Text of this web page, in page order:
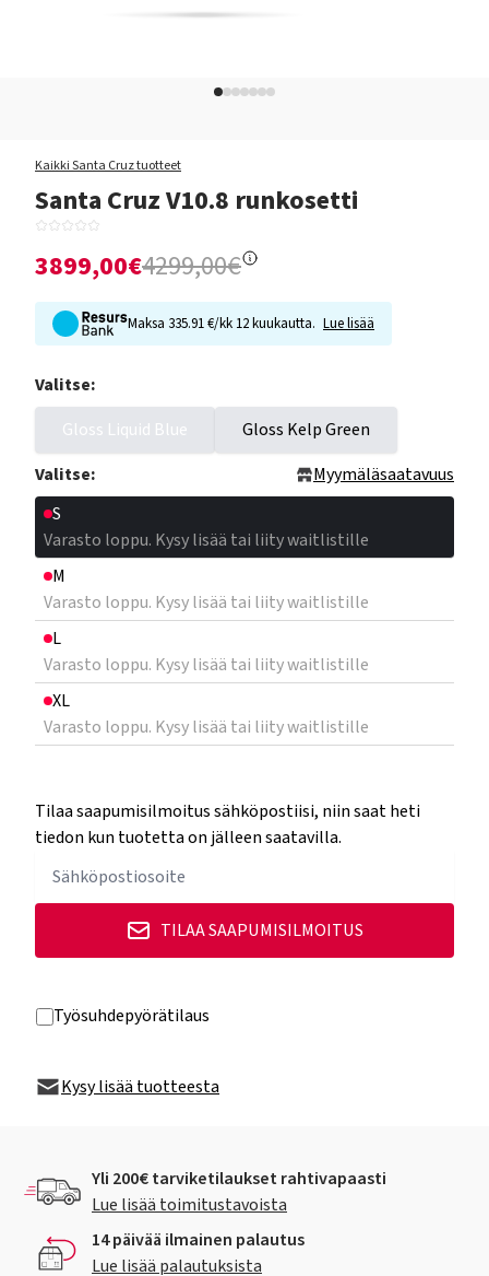
Kaikki Santa Cruz tuotteet
Santa Cruz V10.8 runkosetti
3899,00€4299,00€
Maksa 335.91 €/kk 12 kuukautta. Lue lisää
Valitse:
Gloss Liquid Blue
Gloss Kelp Green
Valitse:
Myymäläsaatavuus
S
Varasto loppu. Kysy lisää tai liity waitlistille
M
Varasto loppu. Kysy lisää tai liity waitlistille
L
Varasto loppu. Kysy lisää tai liity waitlistille
XL
Varasto loppu. Kysy lisää tai liity waitlistille
Tilaa saapumisilmoitus sähköpostiisi, niin saat heti
tiedon kun tuotetta on jälleen saatavilla.
TILAA SAAPUMISILMOITUS
Työsuhdepyörätilaus
Kysy lisää tuotteesta
Yli 200€ tarviketilaukset rahtivapaasti
Lue lisää toimitustavoista
14 päivää ilmainen palautus
Lue lisää palautuksista